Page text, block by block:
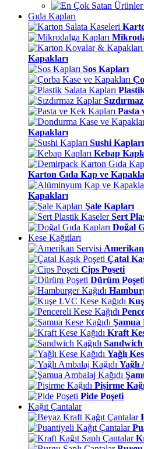
Gıda Kapları
Kapakları
Sos Kapları
Pasta
Kapakları
Sushi Kapları
Kebap
Karton Gıda Kap ve
Kapakları
Şale Kapları
Sert
Doğal
Kese Kağıtları
Çatal
Cips Poşeti
Dürüm
Şamua
Kraft
Sandwich
Yağlı
Yağlı
Pişirme
Pide Poşeti
Kağıt Çantalar